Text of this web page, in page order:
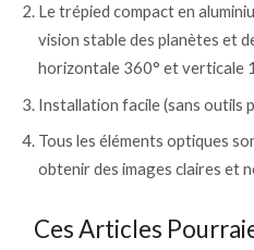
Le trépied compact en
vision stable des planètes et
horizontale 360° et verticale
Installation facile (sans outils
Tous les éléments optiques
obtenir des images claires et
Ces Articles